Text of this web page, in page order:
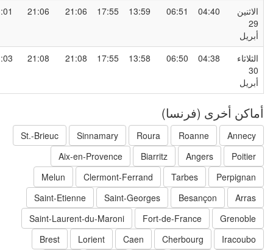
04:40
06:51
13:59
17:55
21:06
21:06
23:01
04:38
06:50
13:58
17:55
21:08
21:08
23:03
أخرى (فرنسا)
Annecy
Roanne
Roura
Sinnamary
St.-Brieuc
Poitier
Angers
Biarritz
Aix-en-Provence
Perpignan
Tarbes
Clermont-Ferrand
Melun
Arras
Besançon
Saint-Georges
Saint-Etienne
Grenoble
Fort-de-France
Saint-Laurent-du-Maroni
Iracoubo
Cherbourg
Caen
Lorient
Brest